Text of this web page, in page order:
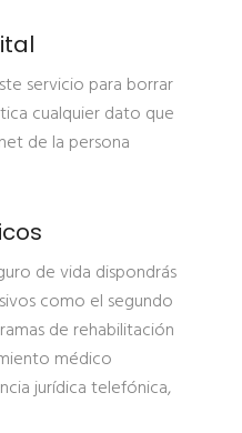
servicio para borrar
cualquier dato que
de la persona
de vida dispondrás
como el segundo
de rehabilitación
médico
jurídica telefónica,